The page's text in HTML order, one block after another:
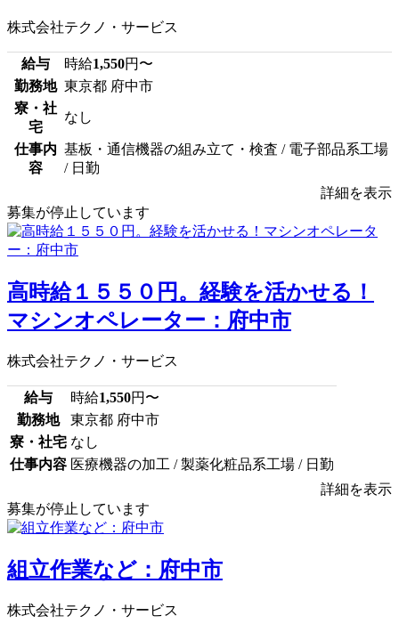
株式会社テクノ・サービス
給与 時給1,550円〜
勤務地 東京都 府中市
寮・社
宅
なし
仕事内
容
基板・通信機器の組み立て・検査 / 電子部品系工場
/ 日勤
詳細を表示
募集が停止しています
高時給１５５０円。経験を活かせる！
マシンオペレーター：府中市
株式会社テクノ・サービス
給与 時給1,550円〜
勤務地
東京都 府中市
寮・社宅 なし
仕事内容 医療機器の加工 / 製薬化粧品系工場 / 日勤
詳細を表示
募集が停止しています
組立作業など：府中市
株式会社テクノ・サービス